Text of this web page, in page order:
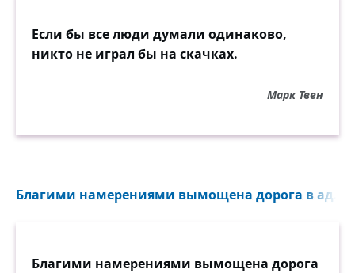
Если бы все люди думали одинаково,
никто не играл бы на скачках.
Марк Твен
Благими намерениями вымощена дорога в ад...
Благими намерениями вымощена дорога